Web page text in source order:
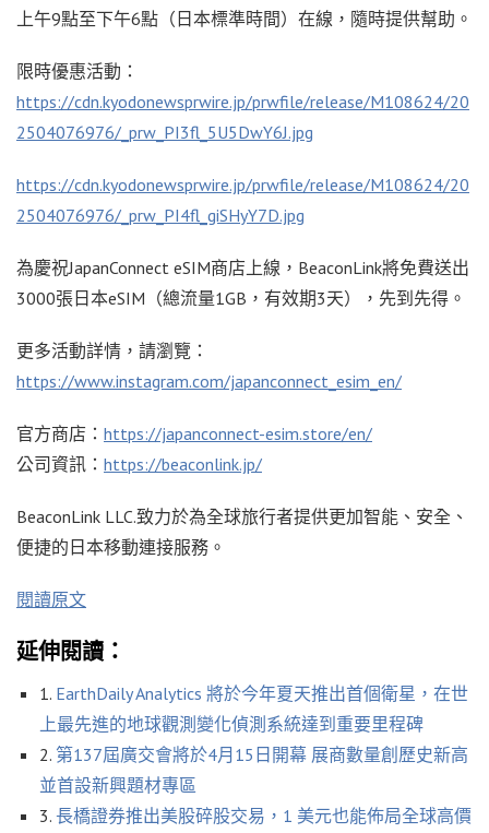
上午9點至下午6點（日本標準時間）在線，隨時提供幫助。
限時優惠活動：
https://cdn.kyodonewsprwire.jp/prwfile/release/M108624/20
2504076976/_prw_PI3fl_5U5DwY6J.jpg
https://cdn.kyodonewsprwire.jp/prwfile/release/M108624/20
2504076976/_prw_PI4fl_giSHyY7D.jpg
為慶祝JapanConnect eSIM商店上線，BeaconLink將免費送出
3000張日本eSIM（總流量1GB，有效期3天），先到先得。
更多活動詳情，請瀏覽：
https://www.instagram.com/japanconnect_esim_en/
官方商店： https://japanconnect-esim.store/en/
公司資訊： https://beaconlink.jp/
BeaconLink LLC.致力於為全球旅行者提供更加智能、安全、
便捷的日本移動連接服務。
閱讀原文
延伸閱讀：
1. EarthDaily Analytics 將於今年夏天推出首個衛星，在世
上最先進的地球觀測變化偵測系統達到重要里程碑
2. 第137屆廣交會將於4月15日開幕 展商數量創歷史新高
並首設新興題材專區
3. 長橋證券推出美股碎股交易，1 美元也能佈局全球高價